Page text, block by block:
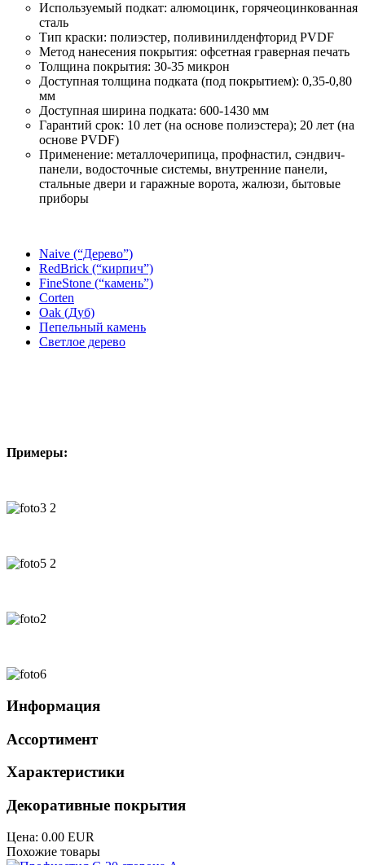
Используемый подкат: алюмоцинк, горячеоцинкованная
сталь
Тип краски: полиэстер, поливинилденфторид PVDF
Метод нанесения покрытия: офсетная граверная печать
Толщина покрытия: 30-35 микрон
Доступная толщина подката (под покрытием): 0,35-0,80
мм
Доступная ширина подката: 600-1430 мм
Гарантий срок: 10 лет (на основе полиэстера); 20 лет (на
основе PVDF)
Применение: металлочерипица, профнастил, сэндвич-
панели, водосточные системы, внутренние панели,
стальные двери и гаражные ворота, жалюзи, бытовые
приборы
Naive (“Дерево”)
RedBrick (“кирпич”)
FineStone (“камень”)
Corten
Oak (Дуб)
Пепельный камень
Светлое дерево
Примеры:
Информация
Ассортимент
Характеристики
Декоративные покрытия
Цена: 0.00 EUR
Похожие товары